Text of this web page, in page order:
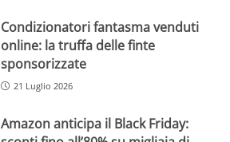
Condizionatori fantasma venduti
online: la truffa delle finte
sponsorizzate
21 Luglio 2026
Amazon anticipa il Black Friday: